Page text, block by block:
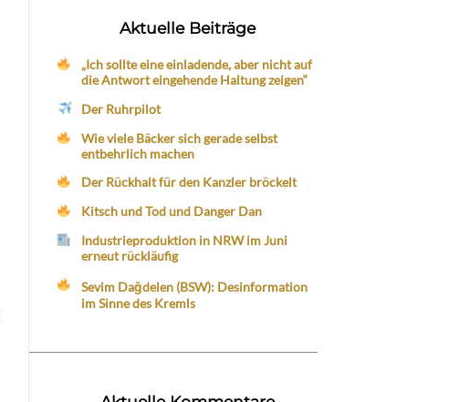
Aktuelle Beiträge
„Ich sollte eine einladende, aber nicht auf
die Antwort eingehende Haltung zeigen“
Der Ruhrpilot
Wie viele Bäcker sich gerade selbst
entbehrlich machen
Der Rückhalt für den Kanzler bröckelt
Kitsch und Tod und Danger Dan
Industrieproduktion in NRW im Juni
erneut rückläufig
Sevim Dağdelen (BSW): Desinformation
im Sinne des Kremls